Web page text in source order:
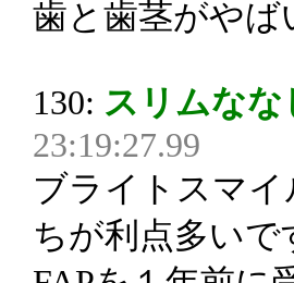
歯と歯茎がやば
130: スリムなな
23:19:27.99
ブライトスマ
ちが利点多いで